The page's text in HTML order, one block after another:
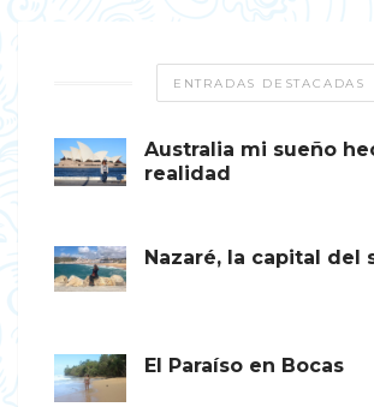
ENTRADAS DESTACADAS
Australia mi sueño
realidad
Nazaré, la capital del
El Paraíso en Bocas